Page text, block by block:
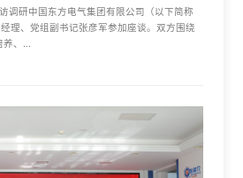
调研中国东方电气集团有限公司（以下简称
理、党组副书记张彦军参加座谈。双方围绕
养、...